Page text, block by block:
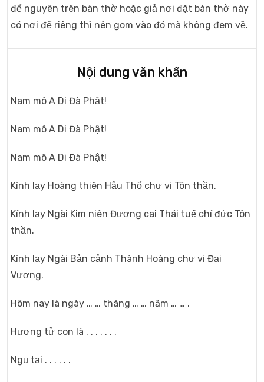
để nguyên trên bàn thờ hoặc giả nơi đặt bàn thờ này
có nơi để riêng thì nên gom vào đó mà không đem về.
Nội dung văn khấn
Nam mô A Di Đà Phật!
Nam mô A Di Đà Phật!
Nam mô A Di Đà Phật!
Kính lạy Hoàng thiên Hậu Thổ chư vị Tôn thần.
Kính lạy Ngài Kim niên Đương cai Thái tuế chí đức Tôn
thần.
Kính lạy Ngài Bản cảnh Thành Hoàng chư vị Đại
Vương.
Hôm nay là ngày … … tháng … … năm … … .
Hương tử con là . . . . . . .
Ngụ tại . . . . . .